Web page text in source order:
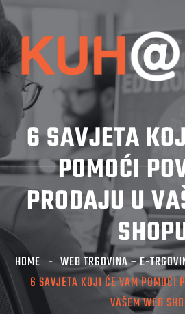
6 SAVJETA
POMOĆI
PRODAJU U
HOME
WEB TRGOVINA – E-
6 SAVJETA KOJI ĆE VAM POMOĆI
VAŠEM WEB